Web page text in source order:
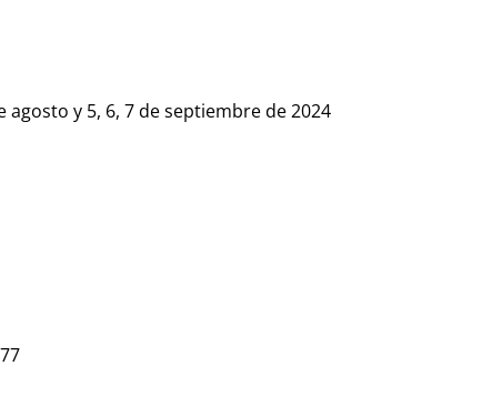
agosto y 5, 6, 7 de septiembre de 2024